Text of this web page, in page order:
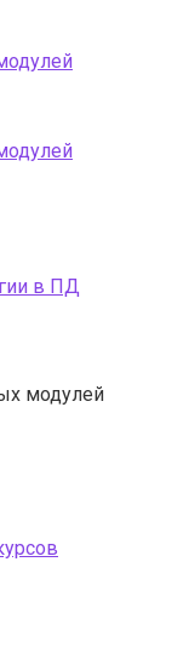
в ПД
модулей